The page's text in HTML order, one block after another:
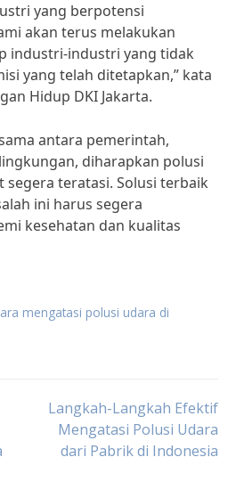
yang berpotensi
akan terus melakukan
industri-industri yang tidak
yang telah ditetapkan,” kata
Hidup DKI Jakarta.
antara pemerintah,
diharapkan polusi
segera teratasi. Solusi terbaik
ini harus segera
kesehatan dan kualitas
mengatasi polusi udara di
Langkah-Langkah Efektif
Mengatasi Polusi Udara
dari Pabrik di Indonesia